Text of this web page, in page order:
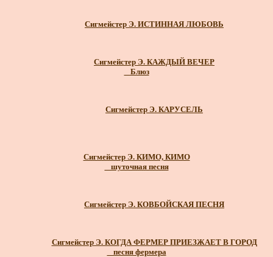
Сигмейстер Э. ИСТИННАЯ ЛЮБОВЬ
Сигмейстер Э. КАЖДЫЙ ВЕЧЕР
_ Блюз
Сигмейстер Э. КАРУСЕЛЬ
Сигмейстер Э. КИМО, КИМО
_ шуточная песня
Сигмейстер Э. КОВБОЙСКАЯ ПЕСНЯ
Сигмейстер Э. КОГДА ФЕРМЕР ПРИЕЗЖАЕТ В ГОРОД
_ песня фермера